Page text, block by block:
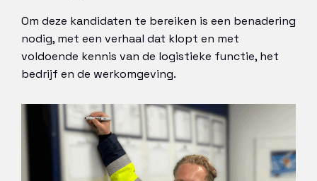
Om deze kandidaten te bereiken is een benadering
nodig, met een verhaal dat klopt en met
voldoende kennis van de logistieke functie, het
bedrijf en de werkomgeving.